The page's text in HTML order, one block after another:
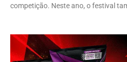
competição. Neste ano, o festival